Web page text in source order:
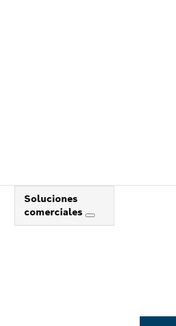
Soluciones
comerciales